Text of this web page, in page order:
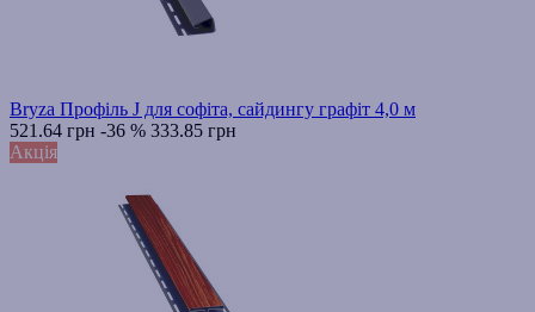
Bryza Профіль J для софіта, сайдингу графіт 4,0 м
521.64 грн -36 % 333.85 грн
Акція